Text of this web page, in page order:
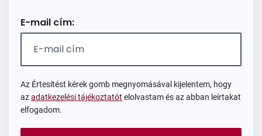
E-mail cím:
Az Értesítést kérek gomb megnyomásával kijelentem, hogy
azadatkezelési tájékoztatót elolvastam és az abban leírtakat
elfogadom.